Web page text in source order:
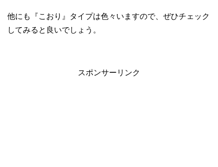
他にも『こおり』タイプは色々いますので、ぜひチェック
してみると良いでしょう。
スポンサーリンク